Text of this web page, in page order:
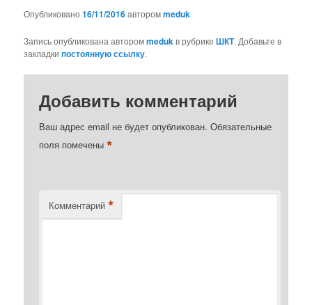
Опубликовано16/11/2016авторомmeduk
Запись опубликована авторомmedukв рубрикеШКТ. Добавьте в
закладкипостоянную ссылку.
Добавить комментарий
Ваш адрес email не будет опубликован. Обязательные
поля помечены*
Комментарий *